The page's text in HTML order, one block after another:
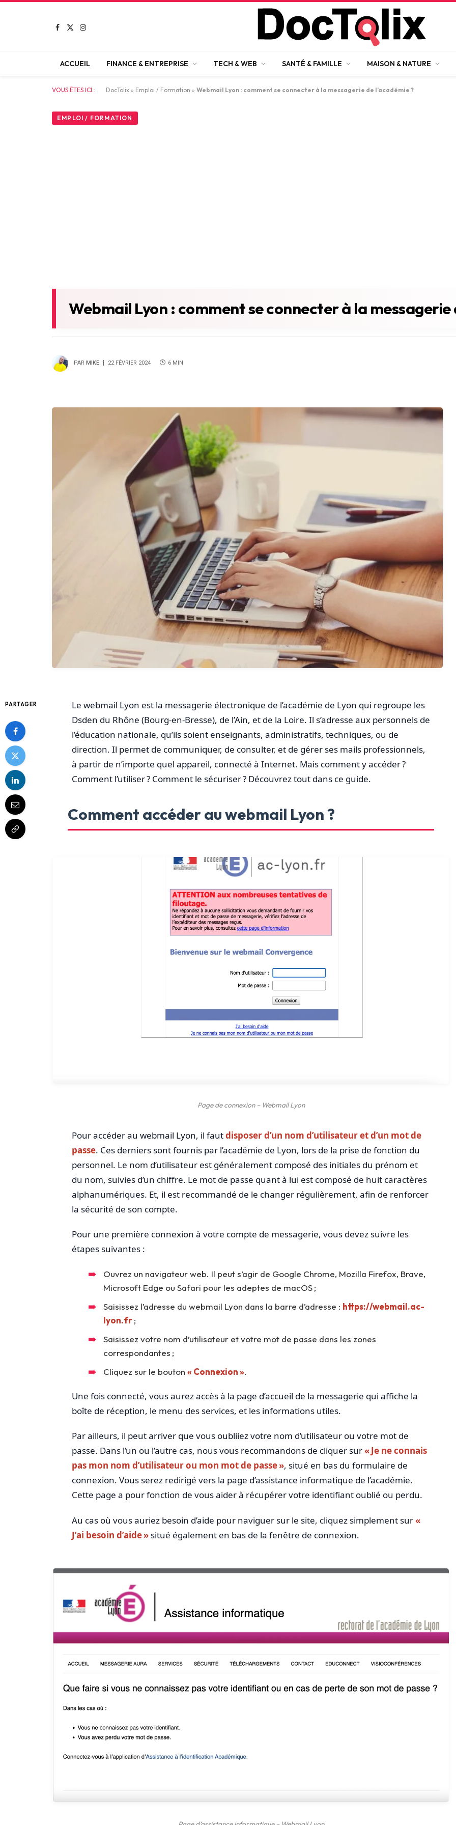
Facebook
X
Instagram
ACCUEIL FINANCE & ENTREPRISE TECH & WEB SANTÉ & FAMILLE MAISON & NATURE
VOUS ÊTES ICI : DocTolix » Emploi / Formation » Webmail Lyon : comment se connecter à la messagerie de l’académie ?
EMPLOI / FORMATION
Webmail Lyon : comment se connecter à la messagerie
PAR MIKE 22 FÉVRIER 2024 6 MIN
PARTAGER
Le webmail Lyon est la messagerie électronique de l’académie de Lyon qui regroupe les
Dsden du Rhône (Bourg-en-Bresse), de l’Ain, et de la Loire. Il s’adresse aux personnels de
l’éducation nationale, qu’ils soient enseignants, administratifs, techniques, ou de
direction. Il permet de communiquer, de consulter, et de gérer ses mails professionnels,
à partir de n’importe quel appareil, connecté à Internet. Mais comment y accéder ?
Comment l’utiliser ? Comment le sécuriser ? Découvrez tout dans ce guide.
Comment accéder au webmail Lyon ?
Page de connexion – Webmail Lyon
Pour accéder au webmail Lyon, il fautdisposer d’un nom d’utilisateur et d’un mot de
passe. Ces derniers sont fournis par l’académie de Lyon, lors de la prise de fonction du
personnel. Le nom d’utilisateur est généralement composé des initiales du prénom et
du nom, suivies d’un chiffre. Le mot de passe quant à lui est composé de huit caractères
alphanumériques. Et, il est recommandé de le changer régulièrement, afin de renforcer
la sécurité de son compte.
Pour une première connexion à votre compte de messagerie, vous devez suivre les
étapes suivantes :
Ouvrez un navigateur web. Il peut s’agir de Google Chrome, Mozilla Firefox, Brave,
Microsoft Edge ou Safari pour les adeptes de macOS ;
Saisissez l’adresse du webmail Lyon dans la barre d’adresse : https://webmail.ac-
lyon.fr;
Saisissez votre nom d’utilisateur et votre mot de passe dans les zones
correspondantes ;
Cliquez sur le bouton « Connexion ».
Une fois connecté, vous aurez accès à la page d’accueil de la messagerie qui affiche la
boîte de réception, le menu des services, et les informations utiles.
Par ailleurs, il peut arriver que vous oubliiez votre nom d’utilisateur ou votre mot de
passe. Dans l’un ou l’autre cas, nous vous recommandons de cliquer sur« Je ne connais
pas mon nom d’utilisateur ou mon mot de passe », situé en bas du formulaire de
connexion. Vous serez redirigé vers la page d’assistance informatique de l’académie.
Cette page a pour fonction de vous aider à récupérer votre identifiant oublié ou perdu.
Au cas où vous auriez besoin d’aide pour naviguer sur le site, cliquez simplement sur«
J’ai besoin d’aide »situé également en bas de la fenêtre de connexion.